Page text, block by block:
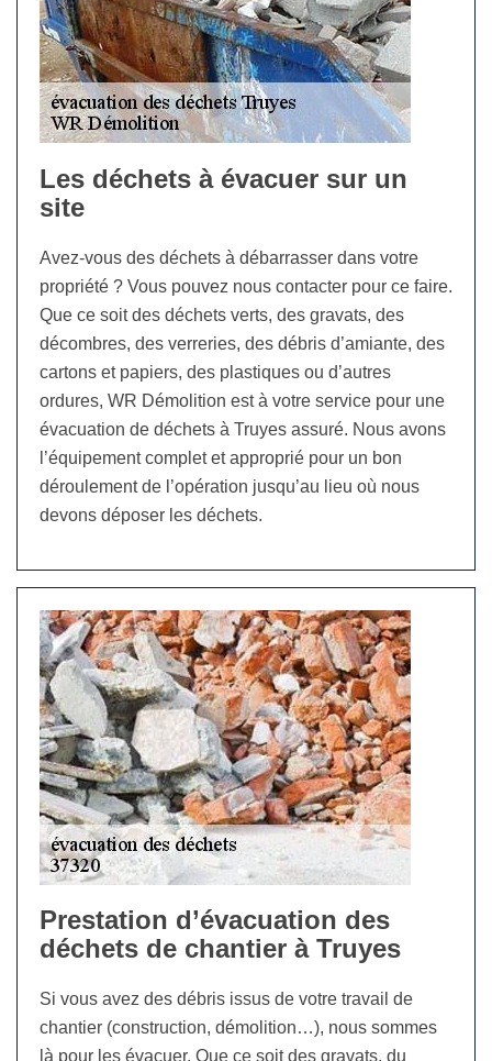
Les déchets à évacuer sur un
site
Avez-vous des déchets à débarrasser dans votre
propriété ? Vous pouvez nous contacter pour ce faire.
Que ce soit des déchets verts, des gravats, des
décombres, des verreries, des débris d’amiante, des
cartons et papiers, des plastiques ou d’autres
ordures, WR Démolition est à votre service pour une
évacuation de déchets à Truyes assuré. Nous avons
l’équipement complet et approprié pour un bon
déroulement de l’opération jusqu’au lieu où nous
devons déposer les déchets.
Prestation d’évacuation des
déchets de chantier à Truyes
Si vous avez des débris issus de votre travail de
chantier (construction, démolition…), nous sommes
là pour les évacuer. Que ce soit des gravats, du